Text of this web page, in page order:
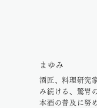
まゆみ
酒匠、料理研究
み続ける、驚胃
本酒の普及に努